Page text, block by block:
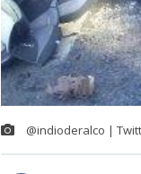
@indioderalco |